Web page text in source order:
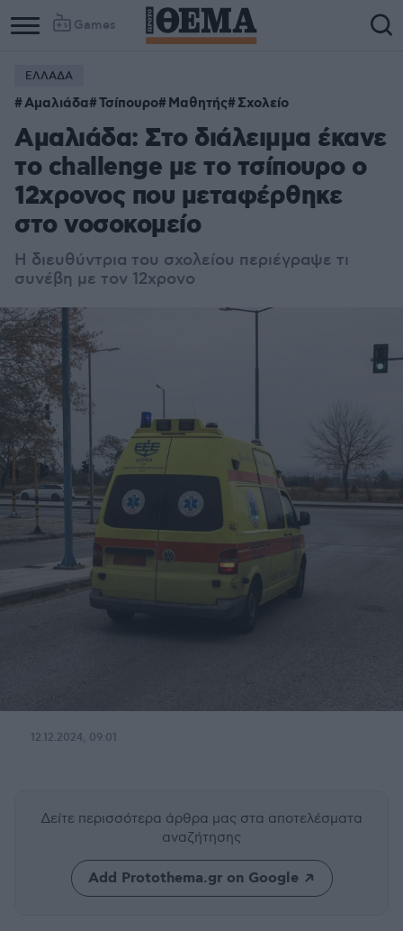
Games
ΕΛΛΑΔΑ
Αμαλιάδα Τσίπουρο Μαθητής Σχολείο
Αμαλιάδα: Στο διάλειμμα έκανε
το challenge με το τσίπουρο ο
12χρονος που μεταφέρθηκε
στο νοσοκομείο
Η διευθύντρια του σχολείου περιέγραψε τι
συνέβη με τον 12χρονο
12.12.2024, 09:01
Δείτε περισσότερα άρθρα μας στα αποτελέσματα
αναζήτησης
Add Protothema.gr on Google